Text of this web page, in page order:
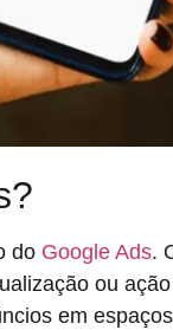
do Google Ads.
ou
em